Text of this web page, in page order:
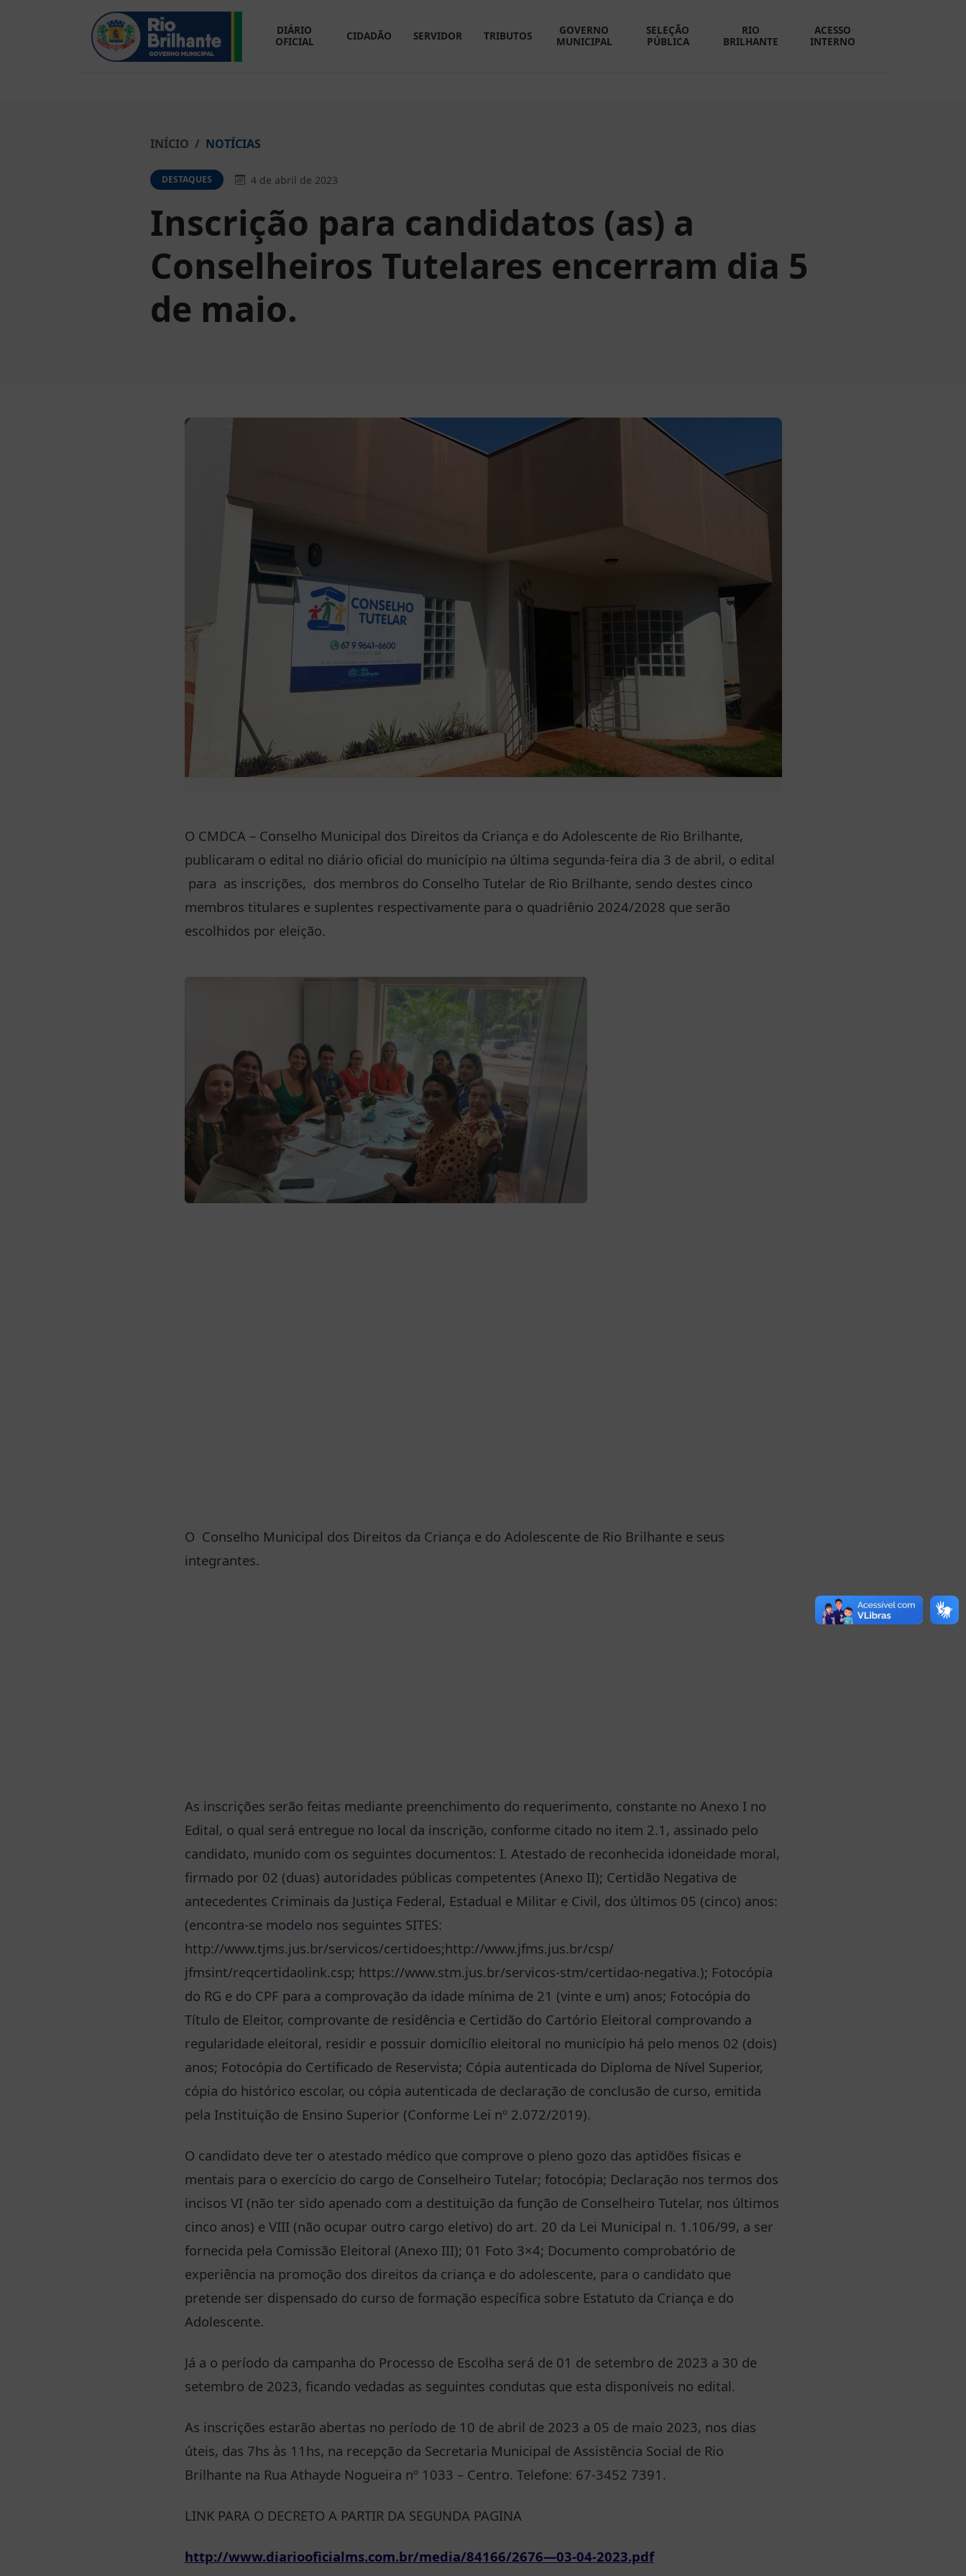
DIÁRIO
OFICIAL
CIDADÃO SERVIDOR TRIBUTOS
GOVERNO
MUNICIPAL
SELEÇÃO
PÚBLICA
RIO
BRILHANTE
ACESSO
INTERNO
INÍCIO NOTÍCIAS
DESTAQUES 4 de abril de 2023
Inscrição para candidatos (as) a
Conselheiros Tutelares encerram dia 5
de maio.
O CMDCA – Conselho Municipal dos Direitos da Criança e do Adolescente de Rio Brilhante,
publicaram o edital no diário oficial do município na última segunda-feira dia 3 de abril, o edital
para as inscrições, dos membros do Conselho Tutelar de Rio Brilhante, sendo destes cinco
membros titulares e suplentes respectivamente para o quadriênio 2024/2028 que serão
escolhidos por eleição.
O Conselho Municipal dos Direitos da Criança e do Adolescente de Rio Brilhante e seus
integrantes.
As inscrições serão feitas mediante preenchimento do requerimento, constante no Anexo I no
Edital, o qual será entregue no local da inscrição, conforme citado no item 2.1, assinado pelo
candidato, munido com os seguintes documentos: I. Atestado de reconhecida idoneidade moral,
firmado por 02 (duas) autoridades públicas competentes (Anexo II); Certidão Negativa de
antecedentes Criminais da Justiça Federal, Estadual e Militar e Civil, dos últimos 05 (cinco) anos:
(encontra-se modelo nos seguintes SITES:
http://www.tjms.jus.br/servicos/certidoes;http://www.jfms.jus.br/csp/
jfmsint/reqcertidaolink.csp; https://www.stm.jus.br/servicos-stm/certidao-negativa.); Fotocópia
do RG e do CPF para a comprovação da idade mínima de 21 (vinte e um) anos; Fotocópia do
Título de Eleitor, comprovante de residência e Certidão do Cartório Eleitoral comprovando a
regularidade eleitoral, residir e possuir domicílio eleitoral no município há pelo menos 02 (dois)
anos; Fotocópia do Certificado de Reservista; Cópia autenticada do Diploma de Nível Superior,
cópia do histórico escolar, ou cópia autenticada de declaração de conclusão de curso, emitida
pela Instituição de Ensino Superior (Conforme Lei nº 2.072/2019).
O candidato deve ter o atestado médico que comprove o pleno gozo das aptidões físicas e
mentais para o exercício do cargo de Conselheiro Tutelar; fotocópia; Declaração nos termos dos
incisos VI (não ter sido apenado com a destituição da função de Conselheiro Tutelar, nos últimos
cinco anos) e VIII (não ocupar outro cargo eletivo) do art. 20 da Lei Municipal n. 1.106/99, a ser
fornecida pela Comissão Eleitoral (Anexo III); 01 Foto 3×4; Documento comprobatório de
experiência na promoção dos direitos da criança e do adolescente, para o candidato que
pretende ser dispensado do curso de formação específica sobre Estatuto da Criança e do
Adolescente.
Já a o período da campanha do Processo de Escolha será de 01 de setembro de 2023 a 30 de
setembro de 2023, ficando vedadas as seguintes condutas que esta disponíveis no edital.
As inscrições estarão abertas no período de 10 de abril de 2023 a 05 de maio 2023, nos dias
úteis, das 7hs às 11hs, na recepção da Secretaria Municipal de Assistência Social de Rio
Brilhante na Rua Athayde Nogueira nº 1033 – Centro. Telefone: 67-3452 7391.
LINK PARA O DECRETO A PARTIR DA SEGUNDA PAGINA
http://www.diariooficialms.com.br/media/84166/2676—03-04-2023.pdf